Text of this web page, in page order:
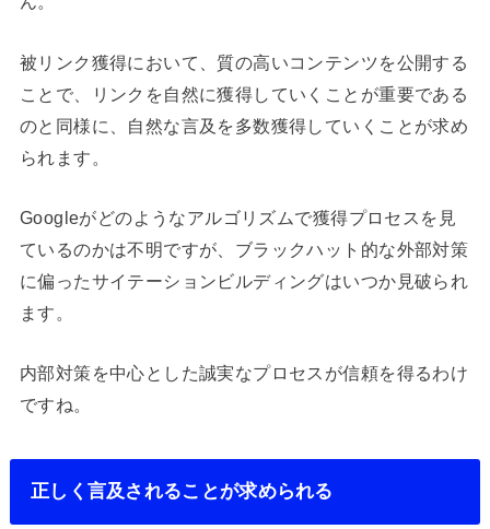
被リンク獲得において、質の高いコンテンツを公開する
ことで、リンクを自然に獲得していくことが重要である
のと同様に、自然な言及を多数獲得していくことが求め
られます。
Googleがどのようなアルゴリズムで獲得プロセスを見
ているのかは不明ですが、ブラックハット的な外部対策
に偏ったサイテーションビルディングはいつか見破られ
ます。
内部対策を中心とした誠実なプロセスが信頼を得るわけ
ですね。
正しく言及されることが求められる